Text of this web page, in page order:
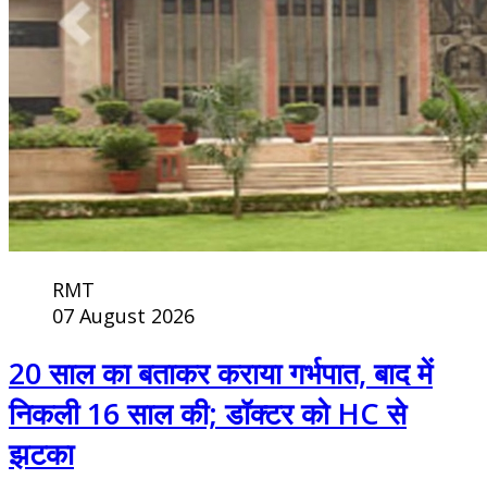
RMT
07 August 2026
20 साल का बताकर कराया गर्भपात, बाद में
निकली 16 साल की; डॉक्टर को HC से
झटका